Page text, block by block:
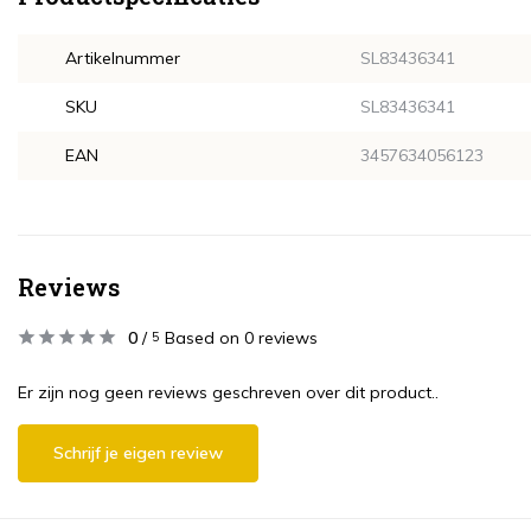
Artikelnummer SL83436341
SKU SL83436341
EAN 3457634056123
Reviews
0 / 5 Based on 0 reviews
Er zijn nog geen reviews geschreven over dit product..
Schrijf je eigen review